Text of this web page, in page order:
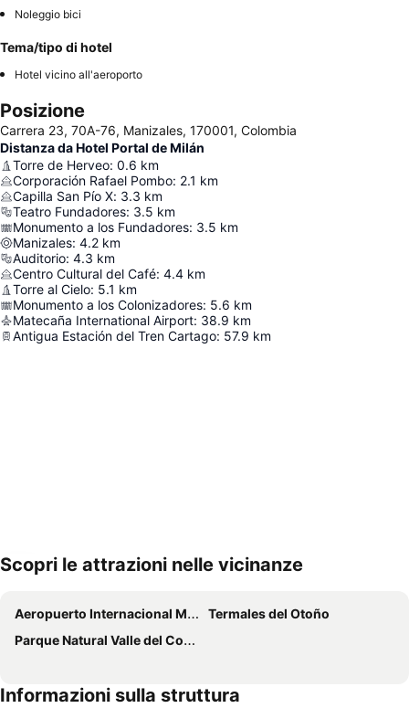
Noleggio bici
Tema/tipo di hotel
Hotel vicino all'aeroporto
Posizione
Carrera 23, 70A-76, Manizales, 170001, Colombia
Distanza da Hotel Portal de Milán
Torre de Herveo: 0.6 km
Corporación Rafael Pombo: 2.1 km
Capilla San Pío X: 3.3 km
Teatro Fundadores: 3.5 km
Monumento a los Fundadores: 3.5 km
Manizales: 4.2 km
Auditorio: 4.3 km
Centro Cultural del Café: 4.4 km
Torre al Cielo: 5.1 km
Monumento a los Colonizadores: 5.6 km
Matecaña International Airport: 38.9 km
Antigua Estación del Tren Cartago: 57.9 km
Espandi mappa
Scopri le attrazioni nelle vicinanze
Aeropuerto Internacional Matecaña
Termales del Otoño
Parque Natural Valle del Cocorá
Informazioni sulla struttura